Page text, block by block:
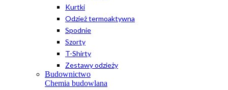
Kurtki
Odzież termoaktywna
Spodnie
Szorty
T-Shirty
Zestawy odzieży
Budownictwo
Chemia budowlana